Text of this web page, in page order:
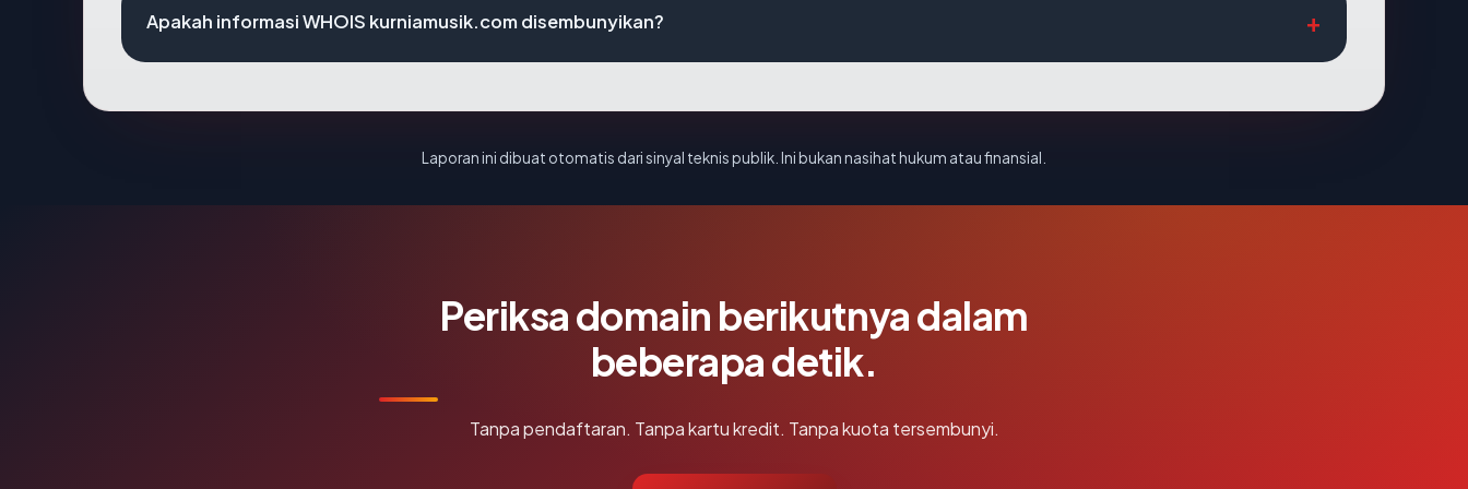
Apakah informasi WHOIS kurniamusik.com disembunyikan?
Laporan ini dibuat otomatis dari sinyal teknis publik. Ini bukan nasihat hukum atau finansial.
Periksa domain berikutnya dalam
beberapa detik.
Tanpa pendaftaran. Tanpa kartu kredit. Tanpa kuota tersembunyi.